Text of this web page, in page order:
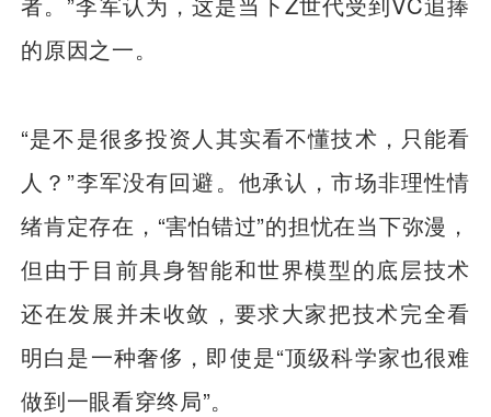
的原因之一。
“是不是很多投资人其实看不懂技术，只能看
人？”李军没有回避。他承认，市场非理性情
绪肯定存在，“害怕错过”的担忧在当下弥漫，
但由于目前具身智能和世界模型的底层技术
还在发展并未收敛，要求大家把技术完全看
明白是一种奢侈，即使是“顶级科学家也很难
做到一眼看穿终局”。